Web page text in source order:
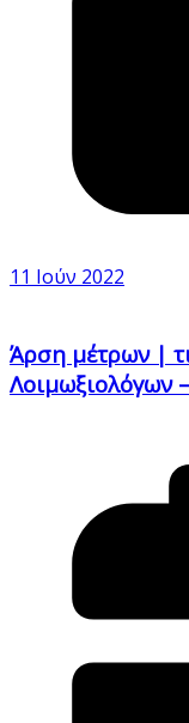
11 Ιούν 2022
Άρση μέτρων |
Λοιμωξιολόγων